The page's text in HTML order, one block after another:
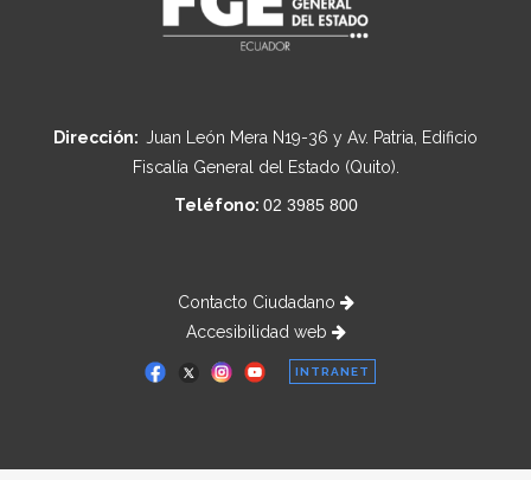
Dirección: Juan León Mera N19-36 y Av. Patria, Edificio
Fiscalía General del Estado (Quito).
Teléfono: 02 3985 800
Contacto Ciudadano
Accesibilidad web
INTRANET